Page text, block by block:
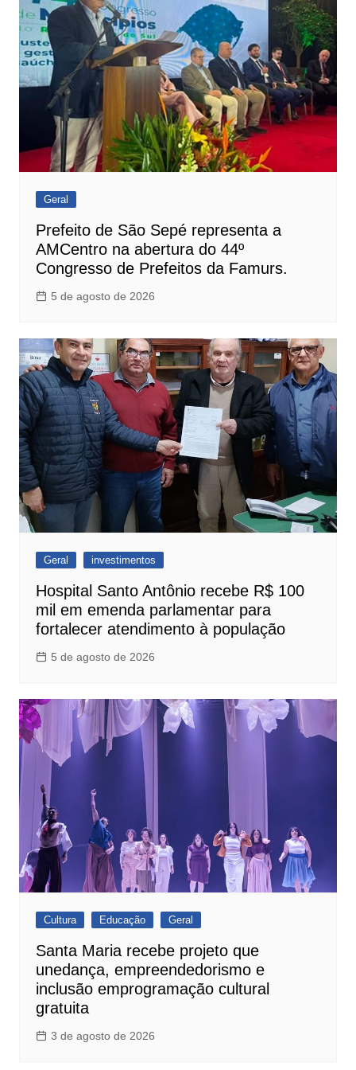
Geral
Prefeito de São Sepé representa a
AMCentro na abertura do 44º
Congresso de Prefeitos da Famurs.
5 de agosto de 2026
Geral investimentos
Hospital Santo Antônio recebe R$ 100
mil em emenda parlamentar para
fortalecer atendimento à população
5 de agosto de 2026
Cultura Educação Geral
Santa Maria recebe projeto que
unedança, empreendedorismo e
inclusão emprogramação cultural
gratuita
3 de agosto de 2026